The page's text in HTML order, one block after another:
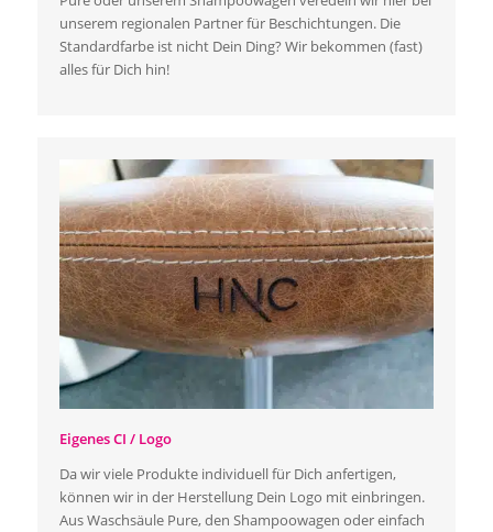
unserem regionalen Partner für Beschichtungen. Die
Standardfarbe ist nicht Dein Ding? Wir bekommen (fast)
alles für Dich hin!
Eigenes CI / Logo
Da wir viele Produkte individuell für Dich anfertigen,
können wir in der Herstellung Dein Logo mit einbringen.
Aus Waschsäule Pure, den Shampoowagen oder einfach